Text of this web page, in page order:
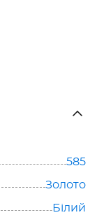
585
Золото
Білий